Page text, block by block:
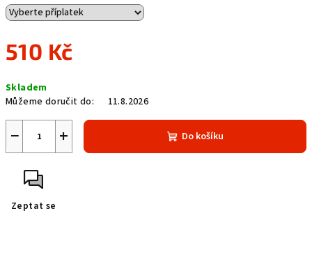
510 Kč
cena:
Skladem
Můžeme doručit do:
11.8.2026
+
− Do košíku
Zeptat se